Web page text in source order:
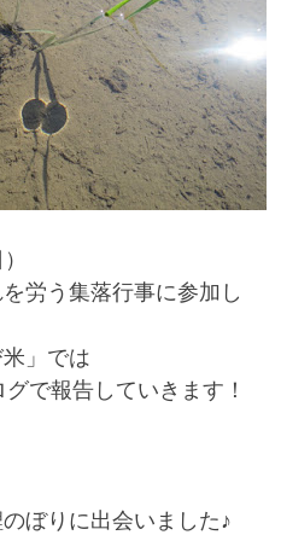
労う集落行事に参加し
」では
で報告していきます！
ぼりに出会いました♪